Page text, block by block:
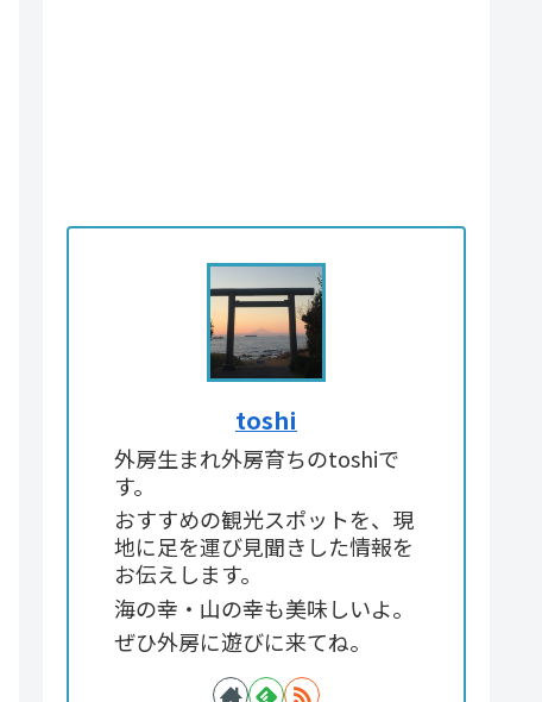
toshi
外房生まれ外房育ちのtoshiで
す。
おすすめの観光スポットを、現
地に足を運び見聞きした情報を
お伝えします。
海の幸・山の幸も美味しいよ。
ぜひ外房に遊びに来てね。